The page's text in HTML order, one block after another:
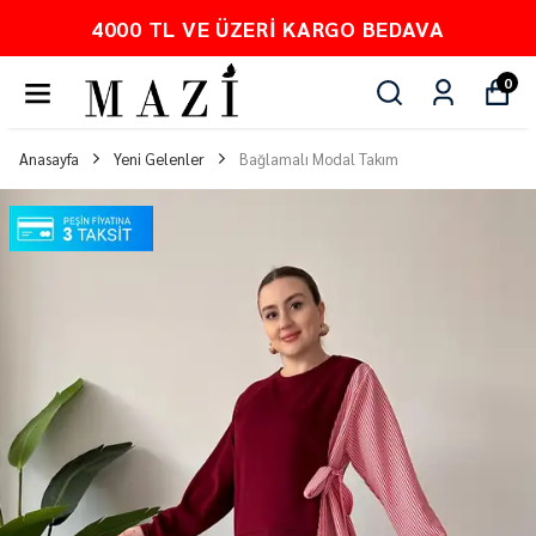
ÜZERI KARGO BEDAVA
0
Anasayfa Yeni Gelenler Bağlamalı Modal Takım